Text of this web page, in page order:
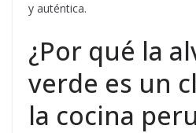
y auténtica.
¿Por qué la
verde es un
la cocina